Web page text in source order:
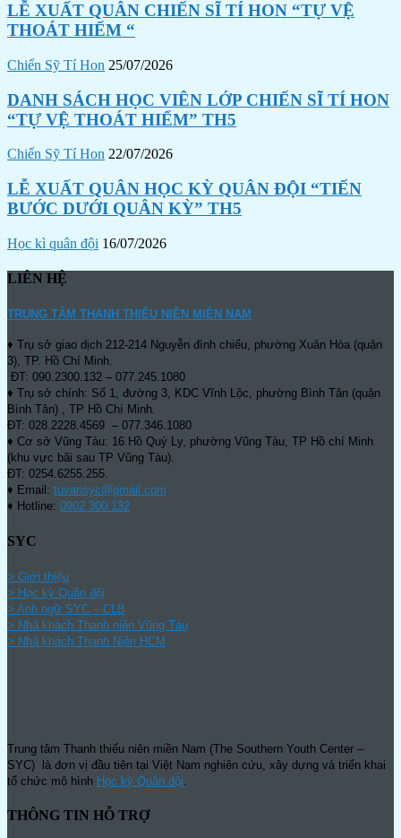
LỄ XUẤT QUÂN CHIẾN SĨ TÍ HON “TỰ VỆ
THOÁT HIỂM “
Chiến Sỹ Tí Hon 25/07/2026
DANH SÁCH HỌC VIÊN LỚP CHIẾN SĨ TÍ HON
“TỰ VỆ THOÁT HIỂM” TH5
Chiến Sỹ Tí Hon 22/07/2026
LỄ XUẤT QUÂN HỌC KỲ QUÂN ĐỘI “TIẾN
BƯỚC DƯỚI QUÂN KỲ” TH5
Học kì quân đội 16/07/2026
LIÊN HỆ
TRUNG TÂM THANH THIẾU NIÊN MIỀN NAM
♦ Trụ sở giao dịch 212-214 Nguyễn đình chiểu, phường Xuân Hòa (quận
3), TP. Hồ Chí Minh.
ĐT: 090.2300.132 – 077.245.1080
♦ Trụ sở chính: Số 1, đường 3, KDC Vĩnh Lộc, phường Bình Tân (quận
Bình Tân) , TP Hồ Chí Minh.
ĐT: 028.2228.4569 – 077.346.1080
♦ Cơ sở Vũng Tàu: 16 Hồ Quý Ly, phường Vũng Tàu, TP Hồ chí Minh
(khu vực bãi sau TP Vũng Tàu).
ĐT: 0254.6255.255.
♦ Email: tuvansyc@gmail.com
♦ Hotline: 0902 300 132
SYC
> Giới thiệu
> Học kỳ Quân đội
> Anh ngữ SYC – CLB
> Nhà khách Thanh niên Vũng Tàu
> Nhà khách Thanh Niên HCM
Trung tâm Thanh thiếu niên miền Nam (The Southern Youth Center –
SYC) là đơn vị đầu tiên tại Việt Nam nghiên cứu, xây dựng và triển khai
tổ chức mô hình Học kỳ Quân đội
THÔNG TIN HỖ TRỢ